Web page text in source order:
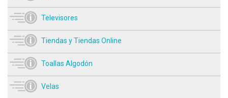
Televisores
Tiendas y Tiendas Online
Toallas Algodón
Velas